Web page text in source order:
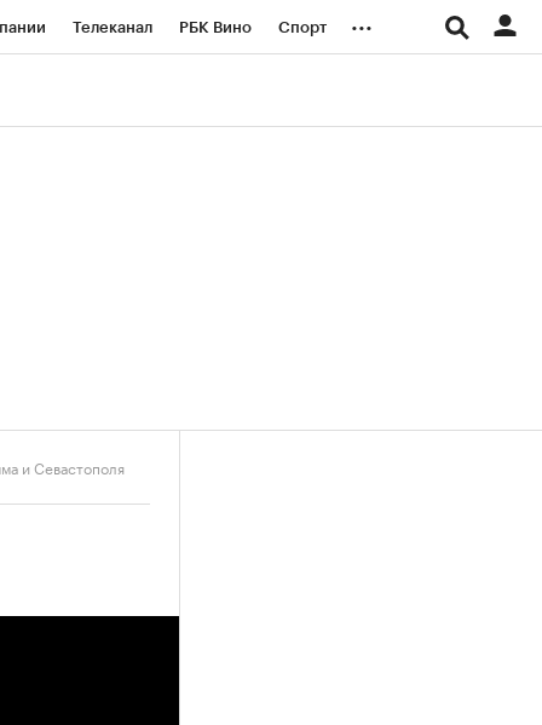
Телеканал РБК Вино Спорт ...
и Севастополя